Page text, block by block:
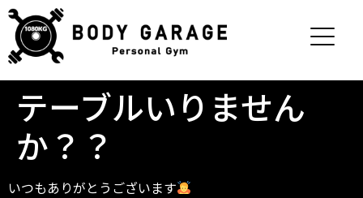
テーブルいりません
か？？
いつもありがとうございます